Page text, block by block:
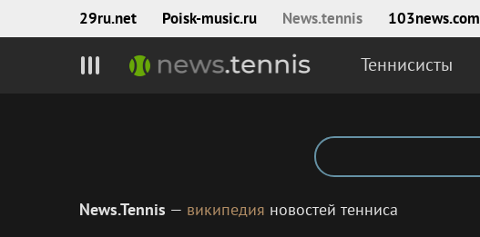
29ru.net Poisk‑music.ru News.tennis 103news.com
Теннисисты
News.Tennis — википедия новостей тенниса